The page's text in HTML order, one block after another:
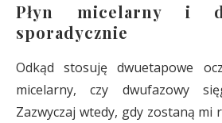
Płyn micelarny i
sporadycznie
Odkąd stosuję dwuetapowe
micelarny, czy dwufazowy
Zazwyczaj wtedy, gdy zostaną mi